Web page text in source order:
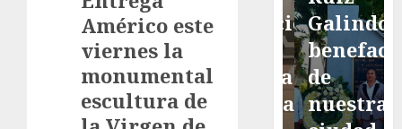
Américo este
viernes la
monumental
escultura de
Marcial
será
mejorada.
Interviene
exposición
cronista
Minerva
Galindo,
de
nuestra